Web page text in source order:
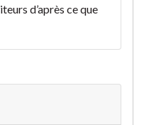
d’après ce que